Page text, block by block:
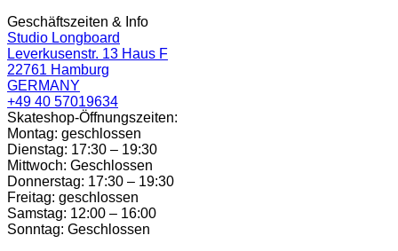
Geschäftszeiten & Info
Studio Longboard
Leverkusenstr. 13 Haus F
22761 Hamburg
GERMANY
+49 40 57019634
Skateshop-Öffnungszeiten:
Montag: geschlossen
Dienstag: 17:30 – 19:30
Mittwoch: Geschlossen
Donnerstag: 17:30 – 19:30
Freitag: geschlossen
Samstag: 12:00 – 16:00
Sonntag: Geschlossen